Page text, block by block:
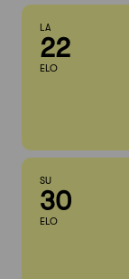
LA
22
ELO
SU
30
ELO